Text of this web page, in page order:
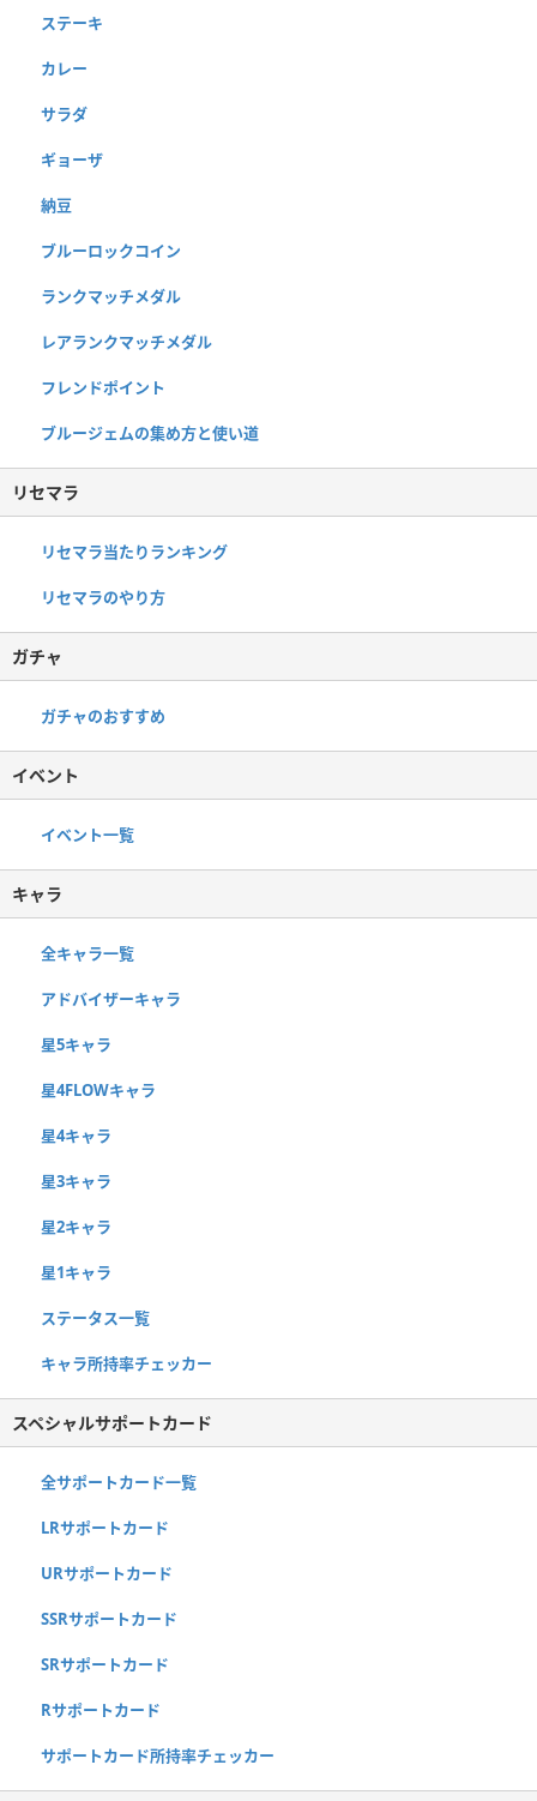
ステーキ
カレー
サラダ
ギョーザ
納豆
ブルーロックコイン
ランクマッチメダル
レアランクマッチメダル
フレンドポイント
ブルージェムの集め方と使い道
リセマラ
リセマラ当たりランキング
リセマラのやり方
ガチャ
ガチャのおすすめ
イベント
イベント一覧
キャラ
全キャラ一覧
アドバイザーキャラ
星5キャラ
星4FLOWキャラ
星4キャラ
星3キャラ
星2キャラ
星1キャラ
ステータス一覧
キャラ所持率チェッカー
スペシャルサポートカード
全サポートカード一覧
LRサポートカード
URサポートカード
SSRサポートカード
SRサポートカード
Rサポートカード
サポートカード所持率チェッカー